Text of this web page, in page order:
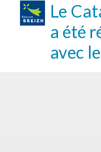
Le
a été
avec